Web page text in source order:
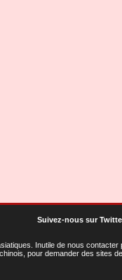
Suivez-nous sur
. Inutile de nous
pour demander des sites